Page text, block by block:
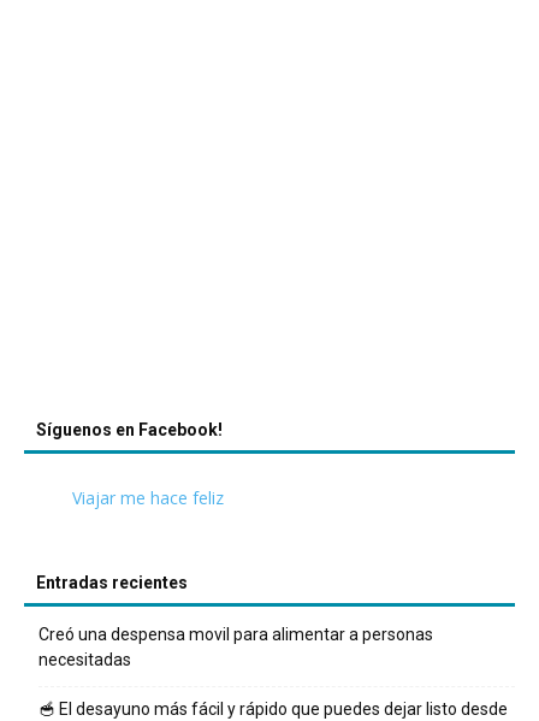
Síguenos en Facebook!
Viajar me hace feliz
Entradas recientes
Creó una despensa movil para alimentar a personas
necesitadas
🥣 El desayuno más fácil y rápido que puedes dejar listo desde